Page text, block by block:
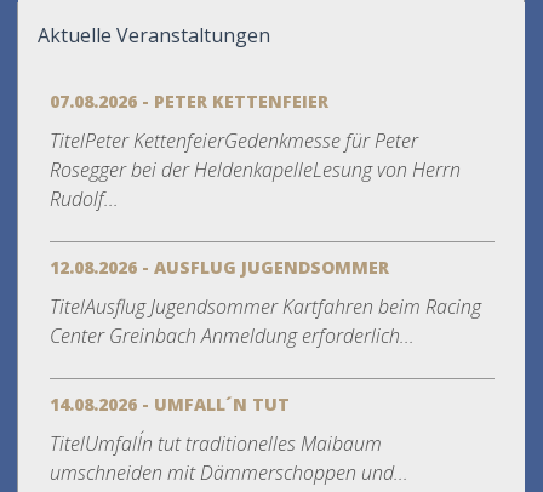
Aktuelle Veranstaltungen
07.08.2026 - PETER KETTENFEIER
TitelPeter KettenfeierGedenkmesse für Peter
Rosegger bei der HeldenkapelleLesung von Herrn
Rudolf...
12.08.2026 - AUSFLUG JUGENDSOMMER
TitelAusflug Jugendsommer Kartfahren beim Racing
Center Greinbach Anmeldung erforderlich...
14.08.2026 - UMFALL´N TUT
TitelUmfall´n tut traditionelles Maibaum
umschneiden mit Dämmerschoppen und...